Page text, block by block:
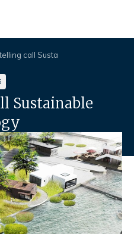
call Sustainable Water
Sustainable